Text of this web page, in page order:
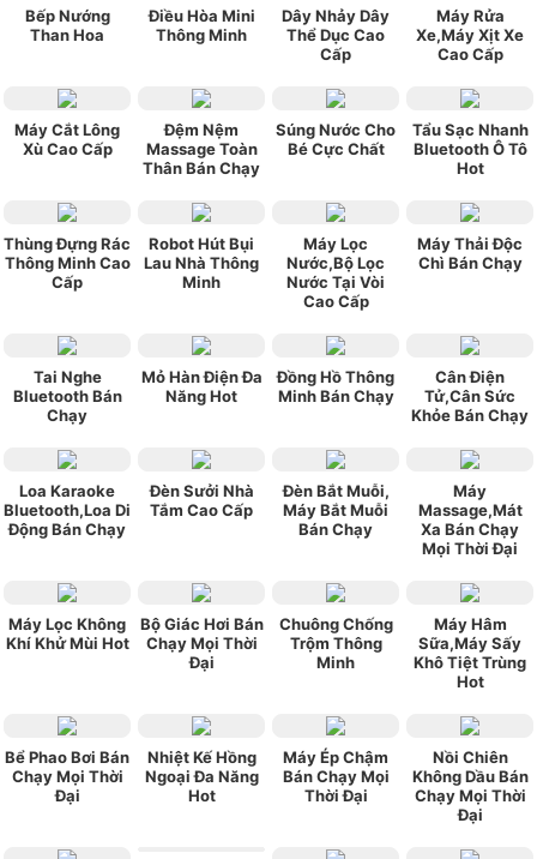
Bếp Nướng
Than Hoa
Điều Hòa Mini
Thông Minh
Dây Nhảy Dây
Thể Dục Cao
Cấp
Máy Rửa
Xe,Máy Xịt Xe
Cao Cấp
Máy Cắt Lông
Xù Cao Cấp
Đệm Nệm
Massage Toàn
Thân Bán Chạy
Súng Nước Cho
Bé Cực Chất
Tẩu Sạc Nhanh
Bluetooth Ô Tô
Hot
Thùng Đựng Rác
Thông Minh Cao
Cấp
Robot Hút Bụi
Lau Nhà Thông
Minh
Máy Lọc
Nước,Bộ Lọc
Nước Tại Vòi
Cao Cấp
Máy Thải Độc
Chì Bán Chạy
Tai Nghe
Bluetooth Bán
Chạy
Mỏ Hàn Điện Đa
Năng Hot
Đồng Hồ Thông
Minh Bán Chạy
Cân Điện
Tử,Cân Sức
Khỏe Bán Chạy
Loa Karaoke
Bluetooth,Loa Di
Động Bán Chạy
Đèn Sưởi Nhà
Tắm Cao Cấp
Đèn Bắt Muỗi,
Máy Bắt Muỗi
Bán Chạy
Máy
Massage,Mát
Xa Bán Chạy
Mọi Thời Đại
Máy Lọc Không
Khí Khử Mùi Hot
Bộ Giác Hơi Bán
Chạy Mọi Thời
Đại
Chuông Chống
Trộm Thông
Minh
Máy Hâm
Sữa,Máy Sấy
Khô Tiệt Trùng
Hot
Bể Phao Bơi Bán
Chạy Mọi Thời
Đại
Nhiệt Kế Hồng
Ngoại Đa Năng
Hot
Máy Ép Chậm
Bán Chạy Mọi
Thời Đại
Nồi Chiên
Không Dầu Bán
Chạy Mọi Thời
Đại